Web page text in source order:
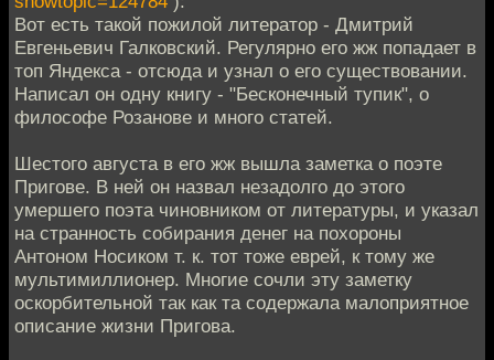
Вот есть такой пожилой литератор - Дмитрий
Евгеньевич Галковский. Регулярно его жж попадает в
топ Яндекса - отсюда и узнал о его существовании.
Написал он одну книгу - "Бесконечный тупик", о
философе Розанове и много статей.
Шестого августа в его жж вышла заметка о поэте
Пригове. В ней он назвал незадолго до этого
умершего поэта чиновником от литературы, и указал
на странность собирания денег на похороны
Антоном Носиком т. к. тот тоже еврей, к тому же
мультимиллионер. Многие сочли эту заметку
оскорбительной так как та содержала малоприятное
описание жизни Пригова.